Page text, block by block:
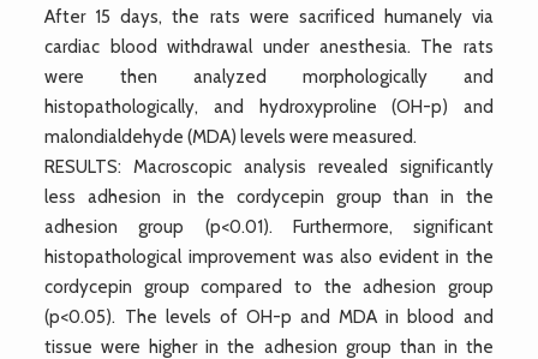
After 15 days, the rats were sacrificed humanely via
cardiac blood withdrawal under anesthesia. The rats
were then analyzed morphologically and
histopathologically, and hydroxyproline (OH-p) and
malondialdehyde (MDA) levels were measured.
RESULTS: Macroscopic analysis revealed significantly
less adhesion in the cordycepin group than in the
adhesion group (p<0.01). Furthermore, significant
histopathological improvement was also evident in the
cordycepin group compared to the adhesion group
(p<0.05). The levels of OH-p and MDA in blood and
tissue were higher in the adhesion group than in the